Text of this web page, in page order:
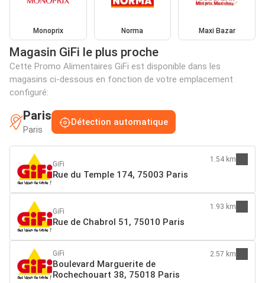
Monoprix Norma Maxi Bazar
Magasin GiFi le plus proche
Cette Promo Alimentaires GiFi est disponible dans les
magasins ci-dessous en fonction de votre emplacement
configuré:
Paris
Paris
Détection automatique
GiFi
Rue du Temple 174, 75003 Paris
1.54 km
GiFi
Rue de Chabrol 51, 75010 Paris
1.93 km
GiFi
Boulevard Marguerite de
Rochechouart 38, 75018 Paris
2.57 km